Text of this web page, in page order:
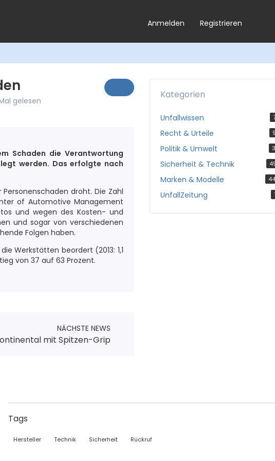
Anmelden Registrieren
gelesen
Schaden die Verantwortung
werden. Das erfolgte nach
droht. Die Zahl
of Automotive Management
und wegen des Kosten- und
und sogar von verschiedenen
Folgen haben.
Werkstätten beordert (2013: 1,1
von 37 auf 63 Prozent.
NÄCHSTE NEWS
mit Spitzen-Grip
Kategorien
Unfallwissen
Recht & Urteile
Politik & Umwelt
Sicherheit & Technik
Marken & Modelle
UnfallZeitung
Tags
Hersteller Technik Sicherheit Rückruf